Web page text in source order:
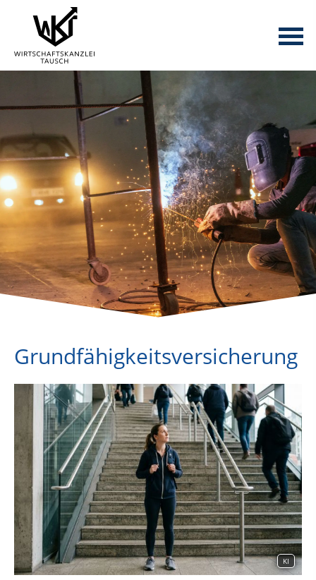
Grundfähigkeitsversicherung
KI